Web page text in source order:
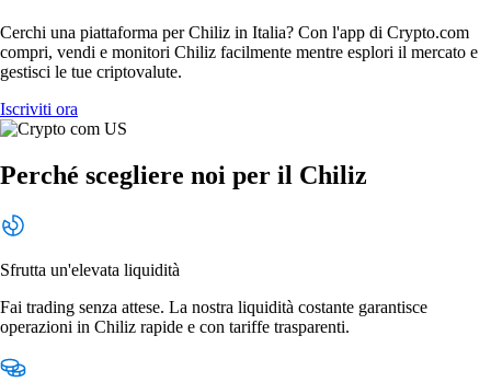
Cerchi una piattaforma per Chiliz in Italia? Con l'app di Crypto.com
compri, vendi e monitori Chiliz facilmente mentre esplori il mercato e
gestisci le tue criptovalute.
Iscriviti ora
Perché scegliere noi per il Chiliz
Sfrutta un'elevata liquidità
Fai trading senza attese. La nostra liquidità costante garantisce
operazioni in Chiliz rapide e con tariffe trasparenti.